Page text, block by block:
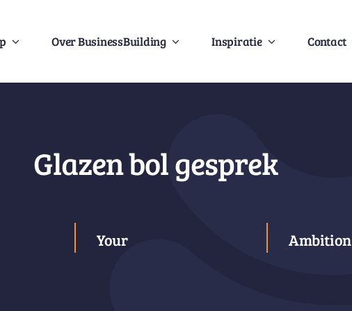
Over BusinessBuilding Inspiratie Contact
Glazen bol gesprek
Your Ambition